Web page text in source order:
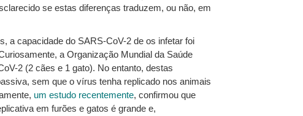
se estas diferenças traduzem, ou não, em
a capacidade do SARS-CoV-2 de os infetar foi
a Organização Mundial da Saúde
2 (2 cães e 1 gato). No entanto, destas
sem que o vírus tenha replicado nos animais
um estudo recentemente, confirmou que
em furões e gatos é grande e,